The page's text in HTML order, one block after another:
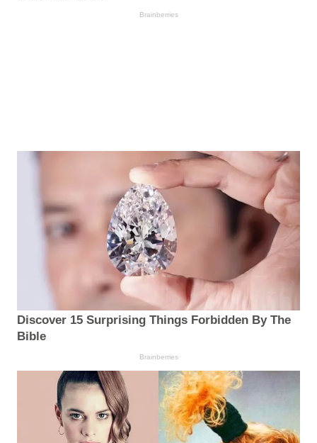
Brainberries
Discover 15 Surprising Things Forbidden By The
Bible
Brainberries